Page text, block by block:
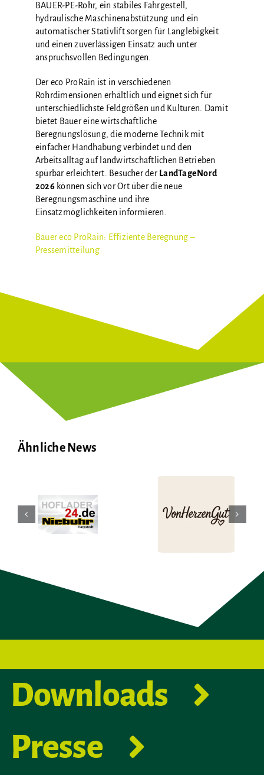
BAUER-PE-Rohr, ein stabiles Fahrgestell,
hydraulische Maschinenabstützung und ein
automatischer Stativlift sorgen für Langlebigkeit
und einen zuverlässigen Einsatz auch unter
anspruchsvollen Bedingungen.
Der eco ProRain ist in verschiedenen
Rohrdimensionen erhältlich und eignet sich für
unterschiedlichste Feldgrößen und Kulturen. Damit
bietet Bauer eine wirtschaftliche
Beregnungslösung, die moderne Technik mit
einfacher Handhabung verbindet und den
Arbeitsalltag auf landwirtschaftlichen Betrieben
spürbar erleichtert. Besucher der LandTageNord
2026können sich vor Ort über die neue
Beregnungsmaschine und ihre
Einsatzmöglichkeiten informieren.
Bauer eco ProRain: Effiziente Beregnung –
Pressemitteilung
Ähnliche News
VonHerzenGut Simply Best
Downloads
Presse